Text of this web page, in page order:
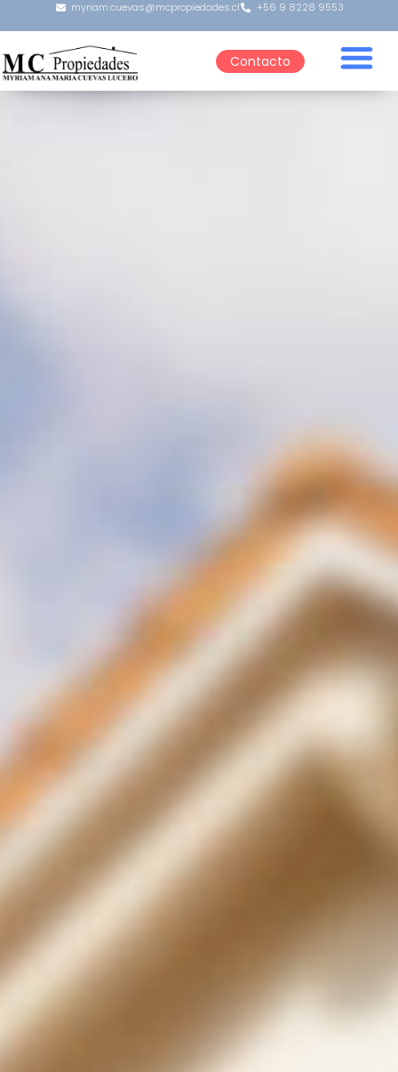
myriam.cuevas@mcpropiedades.cl +56 9 8228 9553
Contacto